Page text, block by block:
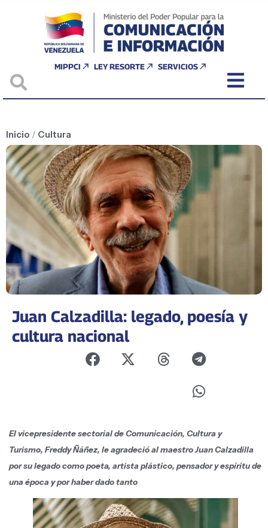
MIPPCI LEY RESORTE SERVICIOS
Inicio / Cultura
Juan Calzadilla: legado, poesía y
cultura nacional
El vicepresidente sectorial de Comunicación, Cultura y
Turismo, Freddy Ñáñez, le agradeció al maestro Juan Calzadilla
por su legado como poeta, artista plástico, pensador y espíritu de
una época y por haber dado tanto